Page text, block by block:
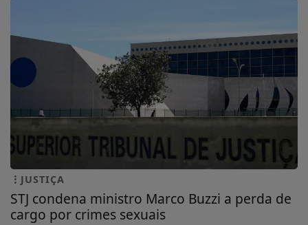
JUSTIÇA
STJ condena ministro Marco Buzzi a perda de
cargo por crimes sexuais